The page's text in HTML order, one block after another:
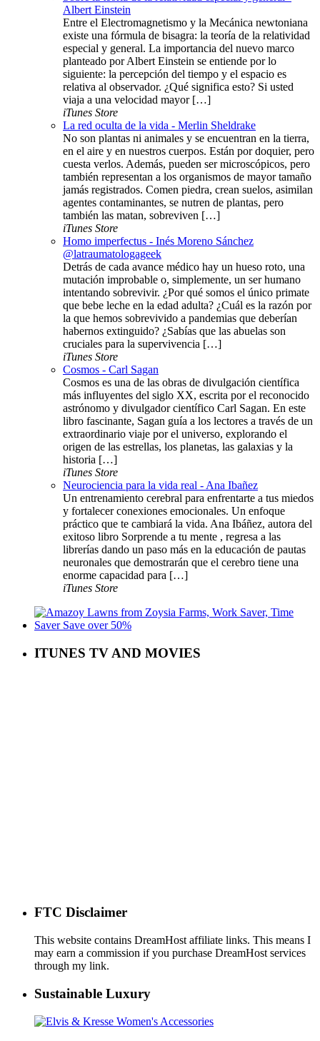
Albert Einstein
Entre el Electromagnetismo y la Mecánica newtoniana
existe una fórmula de bisagra: la teoría de la relatividad
especial y general. La importancia del nuevo marco
planteado por Albert Einstein se entiende por lo
siguiente: la percepción del tiempo y el espacio es
relativa al observador. ¿Qué significa esto? Si usted
viaja a una velocidad mayor […]
iTunes Store
La red oculta de la vida - Merlin Sheldrake
No son plantas ni animales y se encuentran en la tierra,
en el aire y en nuestros cuerpos. Están por doquier, pero
cuesta verlos. Además, pueden ser microscópicos, pero
también representan a los organismos de mayor tamaño
jamás registrados. Comen piedra, crean suelos, asimilan
agentes contaminantes, se nutren de plantas, pero
también las matan, sobreviven […]
iTunes Store
Homo imperfectus - Inés Moreno Sánchez
@latraumatologageek
Detrás de cada avance médico hay un hueso roto, una
mutación improbable o, simplemente, un ser humano
intentando sobrevivir. ¿Por qué somos el único primate
que bebe leche en la edad adulta? ¿Cuál es la razón por
la que hemos sobrevivido a pandemias que deberían
habernos extinguido? ¿Sabías que las abuelas son
cruciales para la supervivencia […]
iTunes Store
Cosmos - Carl Sagan
Cosmos es una de las obras de divulgación científica
más influyentes del siglo XX, escrita por el reconocido
astrónomo y divulgador científico Carl Sagan. En este
libro fascinante, Sagan guía a los lectores a través de un
extraordinario viaje por el universo, explorando el
origen de las estrellas, los planetas, las galaxias y la
historia […]
iTunes Store
Neurociencia para la vida real - Ana Ibañez
Un entrenamiento cerebral para enfrentarte a tus miedos
y fortalecer conexiones emocionales. Un enfoque
práctico que te cambiará la vida. Ana Ibáñez, autora del
exitoso libro Sorprende a tu mente , regresa a las
librerías dando un paso más en la educación de pautas
neuronales que demostrarán que el cerebro tiene una
enorme capacidad para […]
iTunes Store
ITUNES TV AND MOVIES
FTC Disclaimer
This website contains DreamHost affiliate links. This means I
may earn a commission if you purchase DreamHost services
through my link.
Sustainable Luxury